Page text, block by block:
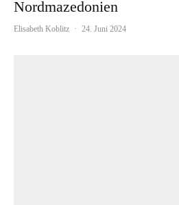
Nordmazedonien
Elisabeth Koblitz · 24. Juni 2024